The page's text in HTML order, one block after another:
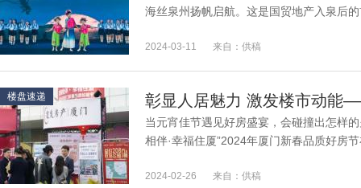
海丝泉州扬帆启航。这是国贸地产入泉后
2024-03-11 来自：供稿
楼盘速递
当元宵佳节遇见好房盛宴，会碰撞出怎样
相伴·幸福住厦”2024年厦门新春品质好房
2024-02-26 来自：供稿